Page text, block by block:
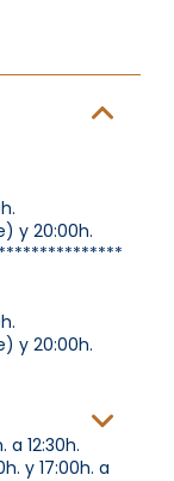
y 20:00h.
y 20:00h.
12:30h.
y 17:00h. a